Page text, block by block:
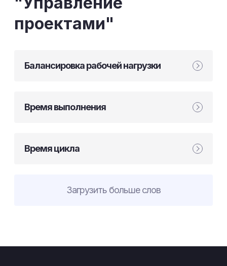
проектами"
Балансировка рабочей нагрузки
Время выполнения
Время цикла
Загрузить больше слов